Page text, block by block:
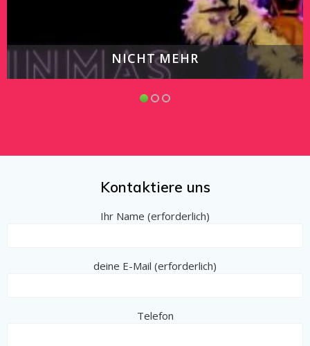
NICHT MEHR
Kontaktiere uns
Ihr Name (erforderlich)
deine E-Mail (erforderlich)
Telefon